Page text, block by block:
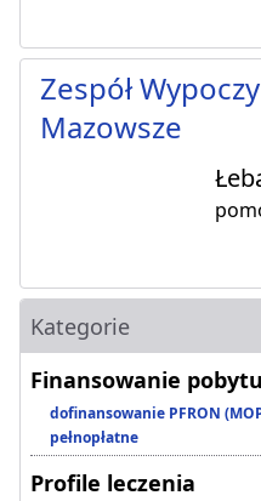
Zespół
Mazowsze
Kategorie
Finansowanie pobytu
dofinansowanie PFRON
pełnopłatne
Profile leczenia